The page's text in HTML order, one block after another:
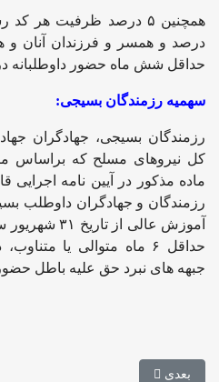
درصد و همسر و فرزندان آنان و
حداقل شش ماه حضور داوطلبانه
سهمیه رزمندگان بسیجی:
رزمندگان بسیجی، جهادگران
ماده مذکور در آیین نامه اجرایی
رزمندگان و جهادگران داوطلب
حداقل ۶ ماه متوالی یا
جبهه های نبرد حق علیه باطل
مطلب بعدی: اصلاح آیین‌نامه
بعدی